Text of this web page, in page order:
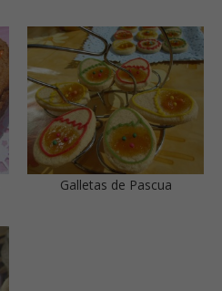
Galletas de Pascua